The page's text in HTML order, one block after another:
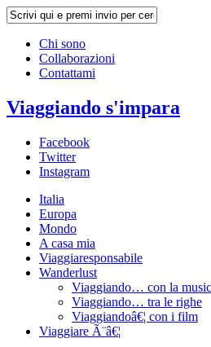
Chi sono
Collaborazioni
Contattami
Viaggiando s'impara
Facebook
Twitter
Instagram
Italia
Europa
Mondo
A casa mia
Viaggiaresponsabile
Wanderlust
Viaggiando… con la
Viaggiando… tra le righe
Viaggiandoâ€¦ con i film
Viaggiare Ã¨â€¦